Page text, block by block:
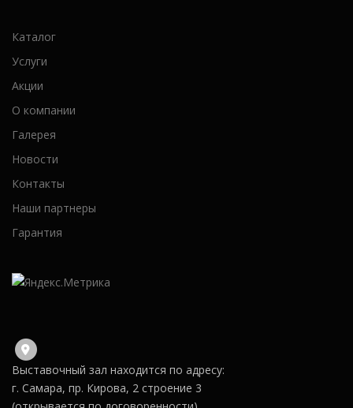
Каталог
Услуги
Акции
О компании
Галерея
Новости
Контакты
Наши партнеры
Гарантия
Выставочный зал находится по адресу:
г. Самара, пр. Кирова, 2 строение 3